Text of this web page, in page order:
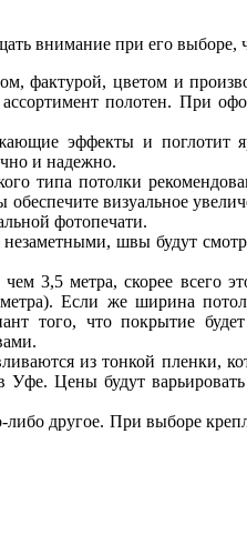
внимание при его выборе,
фактурой, цветом и
полотен. При
эффекты и поглотит
и надежно.
типа потолки
визуальное
фотопечати.
швы будут
3,5 метра, скорее всего
Если же ширина
того, что покрытие будет
из тонкой пленки,
Уфе. Цены будут
другое. При выборе